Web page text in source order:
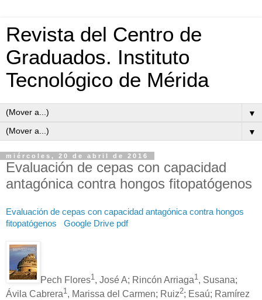
Revista del Centro de
Graduados. Instituto
Tecnológico de Mérida
▼
▼
miércoles, 20 de abril de 2016
Evaluación de cepas con capacidad
antagónica contra hongos fitopatógenos
Evaluación de cepas con capacidad antagónica contra hongos
fitopatógenos
Google Drive pdf
Pech Flores1 , José A; Rincón Arriaga1 , Susana;
Ávila Cabrera1 , Marissa del Carmen; Ruiz2; Esaú; Ramírez